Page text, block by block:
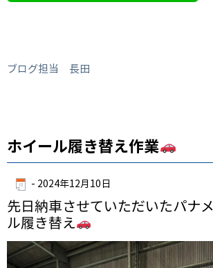
ブログ担当 長田
ホイール履き替え作業
- 2024年12月10日
先日納車させていただいたパナ
ル履き替え